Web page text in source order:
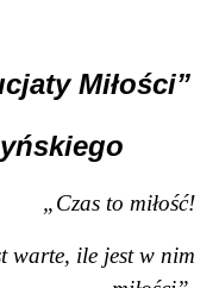
Miłości”
„Czas to miłość!
warte, ile jest w nim